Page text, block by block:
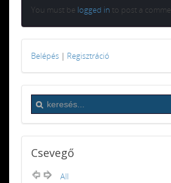
You must be logged in to post a
Belépés | Regisztráció
Csevegő
All